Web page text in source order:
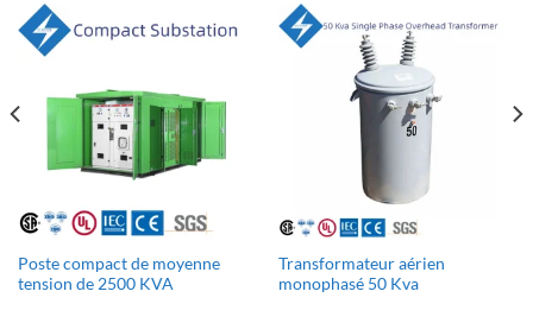
Poste compact de moyenne
tension de 2500 KVA
Transformateur aérien
monophasé 50 Kva